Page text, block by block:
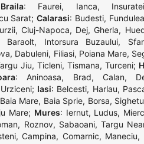
Braila: Faurei, Ianca, Insuratei
Sarat;Calarasi: Budesti, Fundulea
, Cluj-Napoca, Dej, Gherla,
Baraolt, Intorsura Buzaului,
, Dabuleni, Filiasi, Poiana Mare,
Jiu,Ticleni,Tismana,Turceni;
:Aninoasa, Brad, Calan,
Urziceni; Iasi: Belcesti, Harlau,
Baia Mare, Baia Sprie, Borsa,
Mare; Mures: Iernut, Ludus,
, Roznov, Sabaoani,Targu
, Campina, Comarnic, Maneciu,